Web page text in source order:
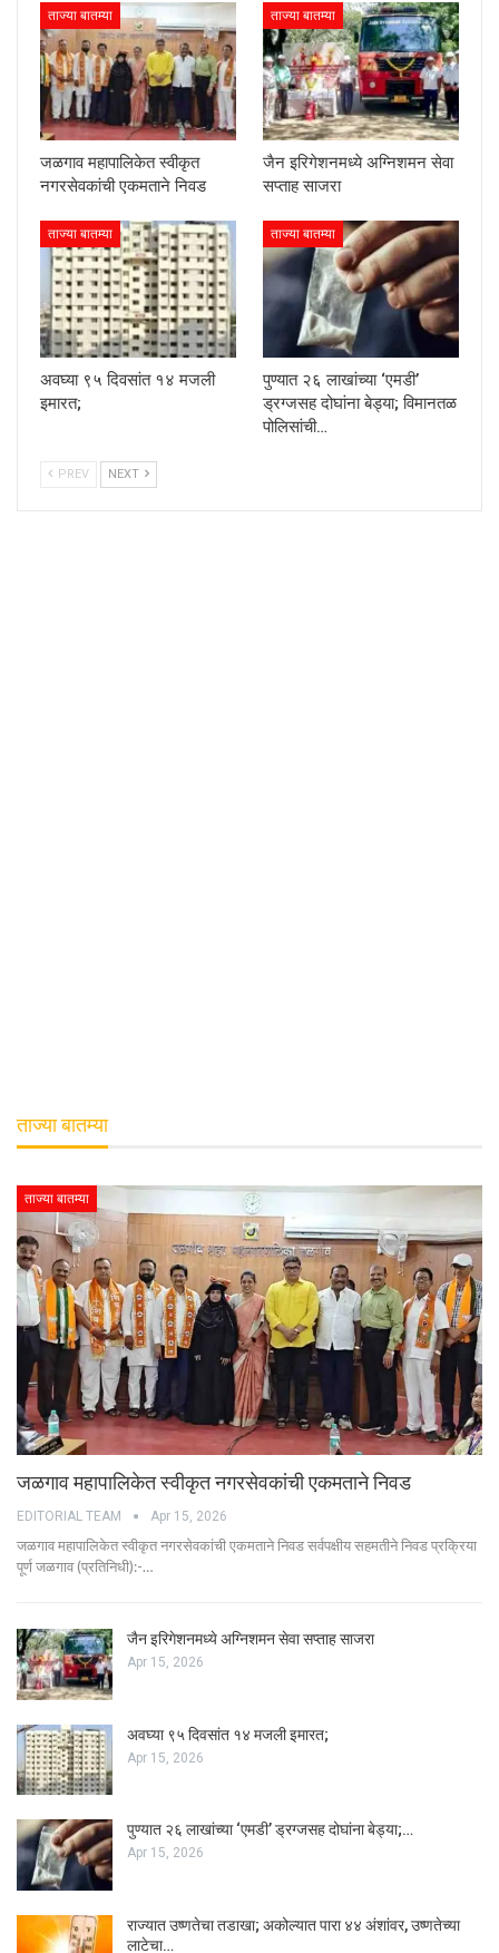
ताज्या बातम्या
जळगाव महापालिकेत स्वीकृत
नगरसेवकांची एकमताने निवड
ताज्या बातम्या
जैन इरिगेशनमध्ये अग्निशमन सेवा
सप्ताह साजरा
ताज्या बातम्या
अवघ्या ९५ दिवसांत १४ मजली
इमारत;
ताज्या बातम्या
पुण्यात २६ लाखांच्या ‘एमडी’
ड्रग्जसह दोघांना बेड्या; विमानतळ
पोलिसांची…
PREV NEXT
ताज्या बातम्या
ताज्या बातम्या
जळगाव महापालिकेत स्वीकृत नगरसेवकांची एकमताने निवड
EDITORIAL TEAM Apr 15, 2026
जळगाव महापालिकेत स्वीकृत नगरसेवकांची एकमताने निवड सर्वपक्षीय सहमतीने निवड प्रक्रिया
पूर्ण जळगाव (प्रतिनिधी):-…
जैन इरिगेशनमध्ये अग्निशमन सेवा सप्ताह साजरा
Apr 15, 2026
अवघ्या ९५ दिवसांत १४ मजली इमारत;
Apr 15, 2026
पुण्यात २६ लाखांच्या ‘एमडी’ ड्रग्जसह दोघांना बेड्या;…
Apr 15, 2026
राज्यात उष्णतेचा तडाखा; अकोल्यात पारा ४४ अंशांवर, उष्णतेच्या
लाटेचा…